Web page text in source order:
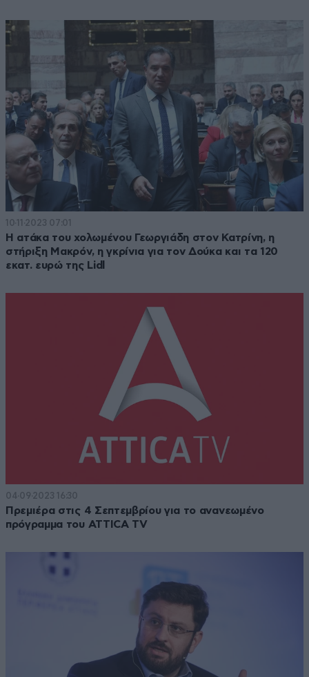
10·11·2023 07:01
Η ατάκα του χολωμένου Γεωργιάδη στον Κατρίνη, η
στήριξη Μακρόν, η γκρίνια για τον Δούκα και τα 120
εκατ. ευρώ της Lidl
04·09·2023 16:30
Πρεμιέρα στις 4 Σεπτεμβρίου για το ανανεωμένο
πρόγραμμα του ATTICA TV